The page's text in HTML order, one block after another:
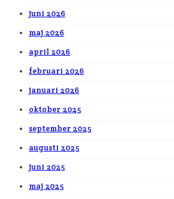
juni 2026
maj 2026
april 2026
februari 2026
januari 2026
oktober 2025
september 2025
augusti 2025
juni 2025
maj 2025